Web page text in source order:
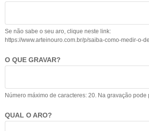
Se não sabe o seu aro, clique neste link:
https://www.arteinouro.com.br/p/saiba-como-medir-o-
O QUE GRAVAR?
Número máximo de caracteres: 20. Na gravação pode
QUAL O ARO?